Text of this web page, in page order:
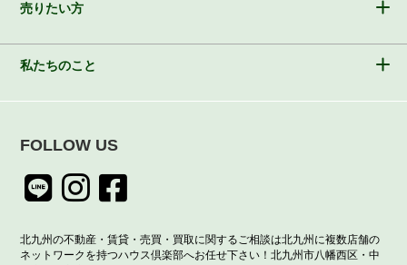
売りたい方
私たちのこと
FOLLOW US
北九州の不動産・賃貸・売買・買取に関するご相談は北九州に複数店舗の
ネットワークを持つハウス倶楽部へお任せ下さい！北九州市八幡西区・中